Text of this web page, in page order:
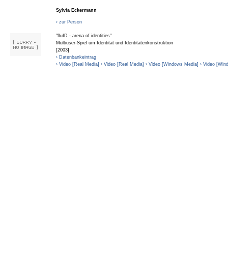
Sylvia Eckermann
› zur Person
"fluID - arena of identities"
Multiuser-Spiel um Identität und Identitätenkonstruktion
[2003]
› Datenbankeintrag
› Video [Real Media] › Video [Real Media] › Video [Windows Media] › Video